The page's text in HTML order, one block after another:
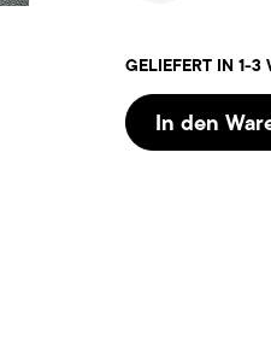
GELIEFERT IN 1-3
In den